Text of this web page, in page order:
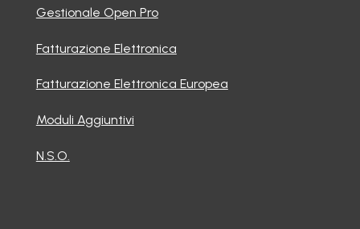
Gestionale Open Pro
Fatturazione Elettronica
Fatturazione Elettronica Europea
Moduli Aggiuntivi
N.S.O.